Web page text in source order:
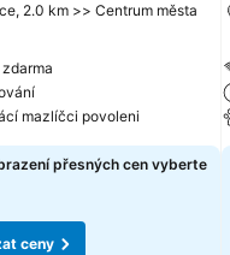
2.0 km >> Centrum města
mazlíčci povoleni
přesných cen vyberte
ceny